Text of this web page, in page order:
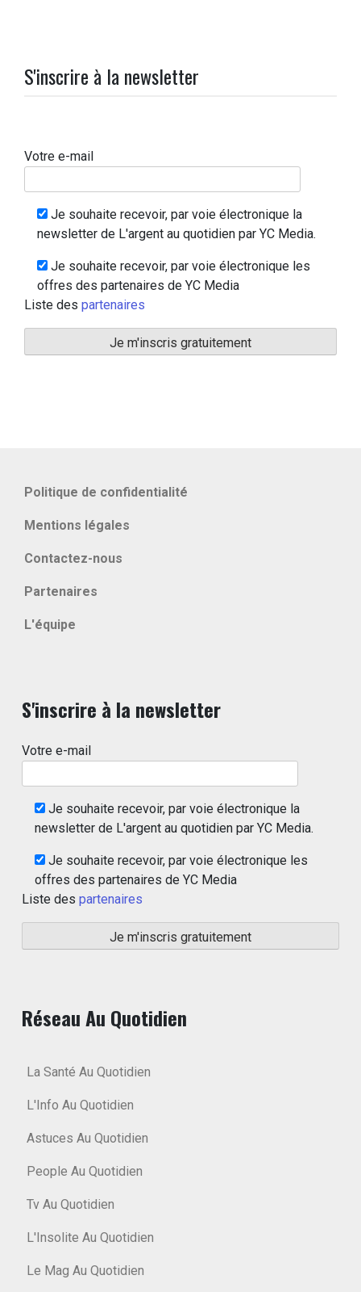
S'inscrire à la newsletter
Votre e-mail
Je souhaite recevoir, par voie électronique la
newsletter de L'argent au quotidien par YC Media.
Je souhaite recevoir, par voie électronique les
offres des partenaires de YC Media
Liste des partenaires
Politique de confidentialité
Mentions légales
Contactez-nous
Partenaires
L'équipe
S'inscrire à la newsletter
Votre e-mail
Je souhaite recevoir, par voie électronique la
newsletter de L'argent au quotidien par YC Media.
Je souhaite recevoir, par voie électronique les
offres des partenaires de YC Media
Liste des partenaires
Réseau Au Quotidien
La Santé Au Quotidien
L'Info Au Quotidien
Astuces Au Quotidien
People Au Quotidien
Tv Au Quotidien
L'Insolite Au Quotidien
Le Mag Au Quotidien